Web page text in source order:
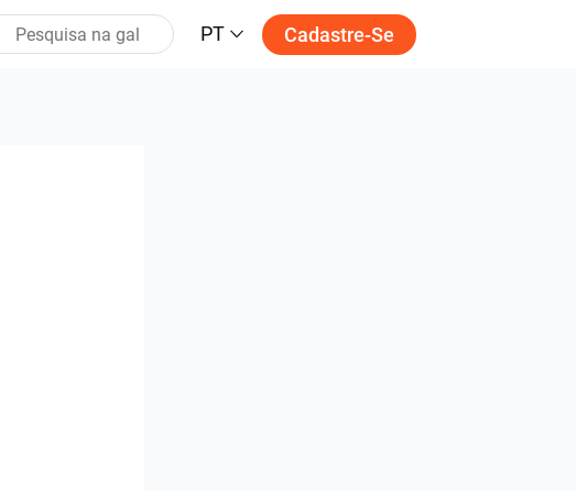
PT Cadastre-Se